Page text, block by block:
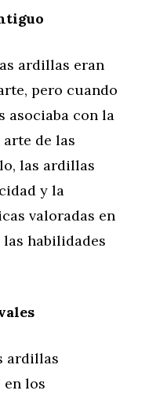
ardillas eran
pero cuando
asociaba con la
de las
las ardillas
y la
valoradas en
las habilidades
ardillas
en los